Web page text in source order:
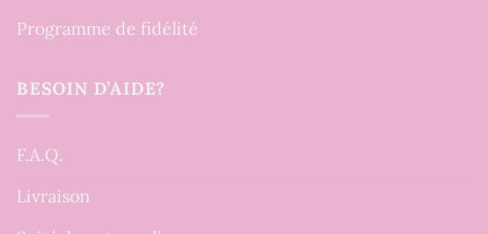
Programme de fidélité
BESOIN D’AIDE?
F.A.Q.
Livraison